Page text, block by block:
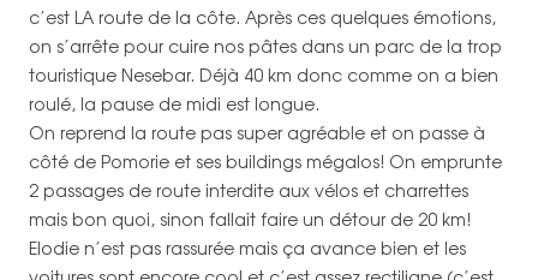
c’est LA route de la côte. Après ces quelques émotions,
on s’arrête pour cuire nos pâtes dans un parc de la trop
touristique Nesebar. Déjà 40 km donc comme on a bien
roulé, la pause de midi est longue.
On reprend la route pas super agréable et on passe à
côté de Pomorie et ses buildings mégalos! On emprunte
2 passages de route interdite aux vélos et charrettes
mais bon quoi, sinon fallait faire un détour de 20 km!
Elodie n’est pas rassurée mais ça avance bien et les